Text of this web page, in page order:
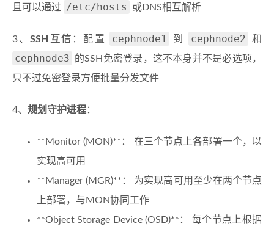
且可以通过
/etc/hosts 或DNS相互解析
3、SSH互信 ：配置 cephnode1 到 cephnode2 和
cephnode3
的SSH免密登录，这不本身并不是必选项，
只不过免密登录方便批量分发文件
4、 规划守护进程：
**Monitor (MON)**： 在三个节点上各部署一个，以
实现高可用
**Manager (MGR)**： 为实现高可用至少在两个节点
上部署，与MON协同工作
**Object Storage Device (OSD)**： 每个节点上根据